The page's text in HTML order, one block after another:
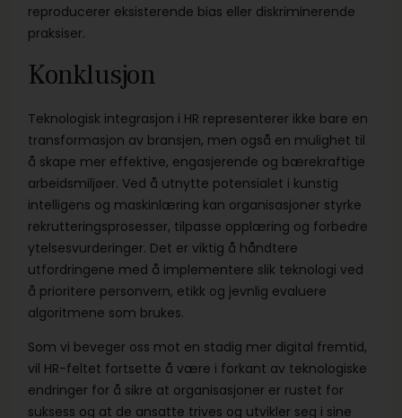
reproducerer eksisterende bias eller diskriminerende
praksiser.
Konklusjon
Teknologisk integrasjon i HR representerer ikke bare en
transformasjon av bransjen, men også en mulighet til
å skape mer effektive, engasjerende og bærekraftige
arbeidsmiljøer. Ved å utnytte potensialet i kunstig
intelligens og maskinlæring kan organisasjoner styrke
rekrutteringsprosesser, tilpasse opplæring og forbedre
ytelsesvurderinger. Det er viktig å håndtere
utfordringene med å implementere slik teknologi ved
å prioritere personvern, etikk og jevnlig evaluere
algoritmene som brukes.
Som vi beveger oss mot en stadig mer digital fremtid,
vil HR-feltet fortsette å være i forkant av teknologiske
endringer for å sikre at organisasjoner er rustet for
suksess og at de ansatte trives og utvikler seg i sine